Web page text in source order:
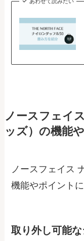
ノースフェイ
ッズ）の機能
ノースフェイス
機能やポイント
取り外し可能